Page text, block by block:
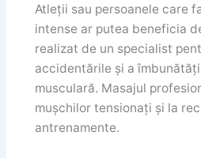
Atleții sau persoanele care
intense ar putea beneficia
realizat de un specialist
accidentările și a
musculară. Masajul
mușchilor tensionați și la
antrenamente.